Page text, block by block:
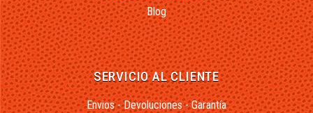
Blog
SERVICIO AL CLIENTE
Envios - Devoluciones - Garantía